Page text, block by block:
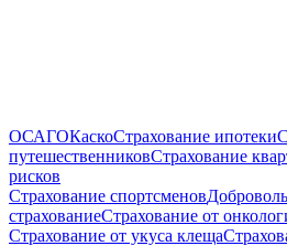
ОСАГОКаскоСтрахование ипотеки
путешественниковСтрахование
рисков
Страхование спортсменов
страхованиеСтрахование от
Страхование от укуса клеща